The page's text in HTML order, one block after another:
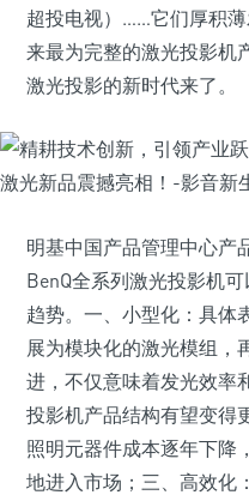
超投电视）……它们厚积
来最为完整的激光投影机
激光投影的新时代来了。
明基中国产品管理中心产
BenQ全系列激光投影机
趋势。一、小型化：具体
展为模块化的激光模组，
进，不仅意味着发光效率
投影机产品结构有望变得
照明元器件成本逐年下降
地进入市场；三、高效化